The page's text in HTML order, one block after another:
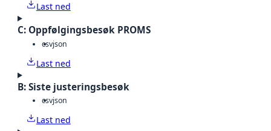
Last ned
C: Oppfølgingsbesøk PROMS
csvjson
Last ned
B: Siste justeringsbesøk
csvjson
Last ned